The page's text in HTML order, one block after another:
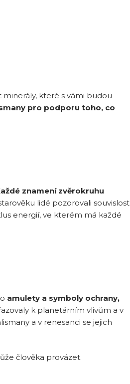
které s vámi budou
pro podporu toho, co
znamení zvěrokruhu
lidé pozorovali souvislost
energií, ve kterém má každé
amulety a symboly ochrany,
k planetárním vlivům a v
a v renesanci se jejich
člověka provázet.